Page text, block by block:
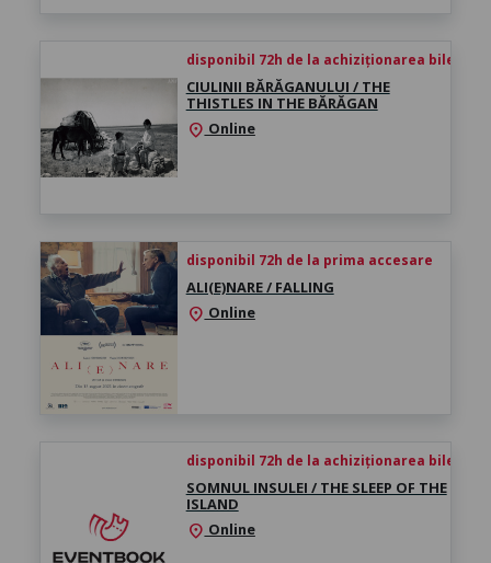
disponibil 72h de la achiziționarea biletului
CIULINII BĂRĂGANULUI / THE
THISTLES IN THE BĂRĂGAN
location_on Online
disponibil 72h de la prima accesare
ALI(E)NARE / FALLING
location_on Online
disponibil 72h de la achiziționarea biletului
SOMNUL INSULEI / THE SLEEP OF THE
ISLAND
location_on Online